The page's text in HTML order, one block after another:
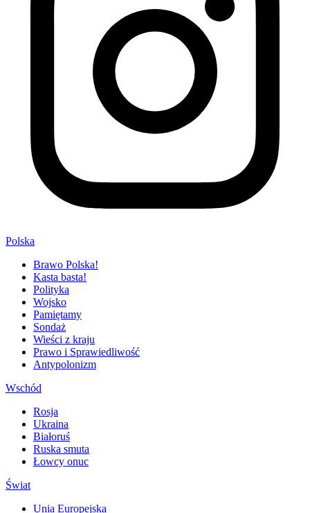
Polska
Brawo Polska!
Kasta basta!
Polityka
Wojsko
Pamiętamy
Sondaż
Wieści z kraju
Prawo i Sprawiedliwość
Antypolonizm
Wschód
Rosja
Ukraina
Białoruś
Ruska smuta
Łowcy onuc
Świat
Unia Europejska